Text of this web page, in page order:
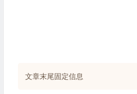
文章末尾固定信息